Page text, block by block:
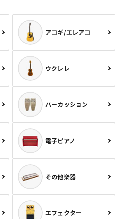
アコギ/エレアコ
ウクレレ
パーカッション
電子ピアノ
その他楽器
エフェクター